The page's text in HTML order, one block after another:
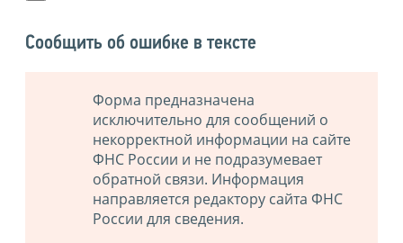
Сообщить об ошибке в тексте
Форма предназначена
исключительно для сообщений о
некорректной информации на сайте
ФНС России и не подразумевает
обратной связи. Информация
направляется редактору сайта ФНС
России для сведения.